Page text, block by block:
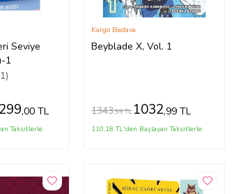
Seviye
1
299,00 TL
Taksitlerle
Beyblade X, Vol. 1
Kargo Bedava
1343,99 TL 1032,99 TL
110,18 TL'den Başlayan Taksitlerle